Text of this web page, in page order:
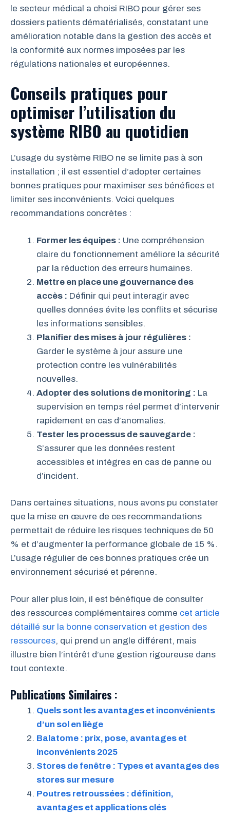
le secteur médical a choisi RIBO pour gérer ses
dossiers patients dématérialisés, constatant une
amélioration notable dans la gestion des accès et
la conformité aux normes imposées par les
régulations nationales et européennes.
Conseils pratiques pour
optimiser l’utilisation du
système RIBO au quotidien
L’usage du système RIBO ne se limite pas à son
installation ; il est essentiel d’adopter certaines
bonnes pratiques pour maximiser ses bénéfices et
limiter ses inconvénients. Voici quelques
recommandations concrètes :
Former les équipes : Une compréhension
claire du fonctionnement améliore la sécurité
par la réduction des erreurs humaines.
Mettre en place une gouvernance des
accès : Définir qui peut interagir avec
quelles données évite les conflits et sécurise
les informations sensibles.
Planifier des mises à jour régulières :
Garder le système à jour assure une
protection contre les vulnérabilités
nouvelles.
Adopter des solutions de monitoring : La
supervision en temps réel permet d’intervenir
rapidement en cas d’anomalies.
Tester les processus de sauvegarde :
S’assurer que les données restent
accessibles et intègres en cas de panne ou
d’incident.
Dans certaines situations, nous avons pu constater
que la mise en œuvre de ces recommandations
permettait de réduire les risques techniques de 50
% et d’augmenter la performance globale de 15 %.
L’usage régulier de ces bonnes pratiques crée un
environnement sécurisé et pérenne.
Pour aller plus loin, il est bénéfique de consulter
des ressources complémentaires comme cet article
détaillé sur la bonne conservation et gestion des
ressources, qui prend un angle différent, mais
illustre bien l’intérêt d’une gestion rigoureuse dans
tout contexte.
Publications Similaires :
Quels sont les avantages et inconvénients
d’un sol en liège
Balatome : prix, pose, avantages et
inconvénients 2025
Stores de fenêtre : Types et avantages des
stores sur mesure
Poutres retroussées : définition,
avantages et applications clés